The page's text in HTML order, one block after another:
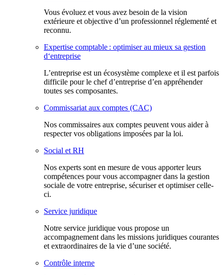
Vous évoluez et vous avez besoin de la vision
extérieure et objective d’un professionnel réglementé et
reconnu.
Expertise comptable : optimiser au mieux sa gestion
d‘entreprise
L’entreprise est un écosystème complexe et il est parfois
difficile pour le chef d’entreprise d’en appréhender
toutes ses composantes.
Commissariat aux comptes (CAC)
Nos commissaires aux comptes peuvent vous aider à
respecter vos obligations imposées par la loi.
Social et RH
Nos experts sont en mesure de vous apporter leurs
compétences pour vous accompagner dans la gestion
sociale de votre entreprise, sécuriser et optimiser celle-
ci.
Service juridique
Notre service juridique vous propose un
accompagnement dans les missions juridiques courantes
et extraordinaires de la vie d’une société.
Contrôle interne